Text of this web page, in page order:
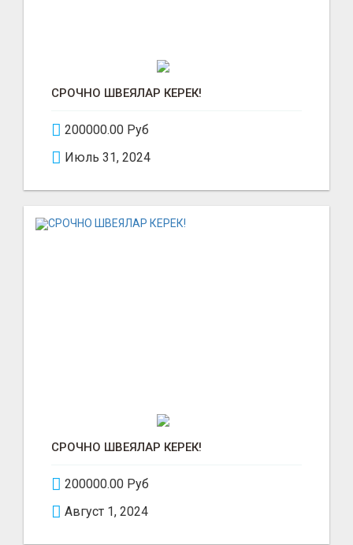
СРОЧНО ШВЕЯЛАР КЕРЕК!
200000.00 Руб
Июль 31, 2024
СРОЧНО ШВЕЯЛАР КЕРЕК!
200000.00 Руб
Август 1, 2024